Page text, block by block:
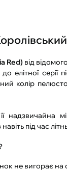
Red)від
елітної
колір
надзвичайна
під час
не вигорає на